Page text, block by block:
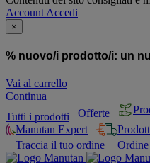
Account Accedi
×
% nuovo/i prodotto/i: un
Vai al carrello
Continua
Tutti i prodotti
Offerte
Manutan Expert
Traccia il tuo ordine